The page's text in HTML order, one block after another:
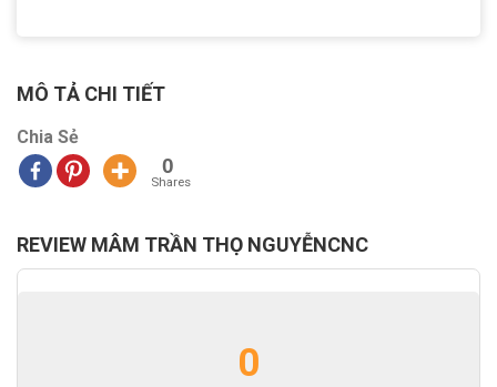
MÔ TẢ CHI TIẾT
Chia Sẻ
0
Shares
REVIEW MÂM TRẦN THỌ NGUYỄNCNC
0